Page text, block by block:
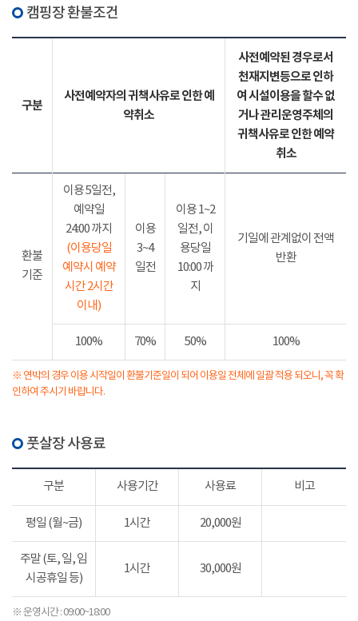
캠핑장 환불조건
구분
사전예약자의 귀책사유로 인한 예
약취소
사전예약된 경우로서
천재지변등으로 인하
여 시설이용을 할수 없
거나 관리운영주체의
귀책사유로 인한 예약
취소
환불
기준
이용 5일전,
예약일
24:00 까지
(이용당일
예약시 예약
시간 2시간
이내)
이용
3~4
일전
이용 1~2
일전, 이
용당일
10:00 까
지
기일에 관계없이 전액
반환
100% 70% 50% 100%
※ 연박의 경우 이용 시작일이 환불기준일이 되어 이용일 전체에 일괄 적용 되오니, 꼭 확
인하여 주시기 바랍니다.
풋살장 사용료
구분 사용기간 사용료 비고
평일 (월~금) 1시간 20,000원
주말 (토, 일, 임
시공휴일 등)
1시간 30,000원
※ 운영시간 : 09:00~18:00